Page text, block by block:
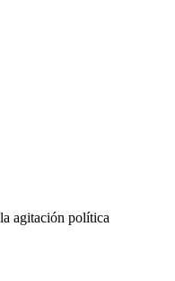
agitación política